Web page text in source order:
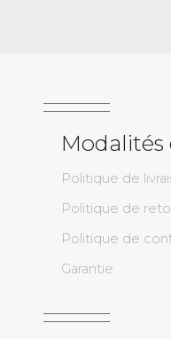
Politique de
Politique de
Politique de
Garantie